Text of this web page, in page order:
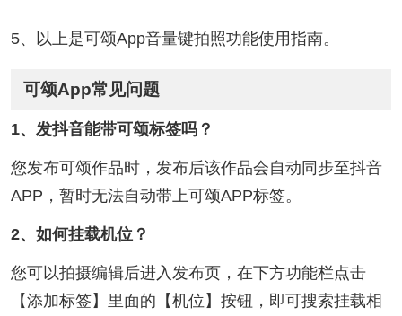
5、以上是可颂App音量键拍照功能使用指南。
可颂App常见问题
1、发抖音能带可颂标签吗？
您发布可颂作品时，发布后该作品会自动同步至抖音
APP，暂时无法自动带上可颂APP标签。
2、如何挂载机位？
您可以拍摄编辑后进入发布页，在下方功能栏点击
【添加标签】里面的【机位】按钮，即可搜索挂载相